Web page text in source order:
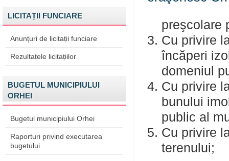
LICITAȚII FUNCIARE
Anunțuri de licitații funciare
Rezultatele licitațiilor
BUGETUL MUNICIPIULUI
ORHEI
Bugetul municipiului Orhei
Raporturi privind executarea
bugetului
preşcolare
Cu privire
încăperi
domeniul
Cu privire
bunului
public al
Cu privire
terenului;